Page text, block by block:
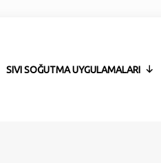
SIVI SOĞUTMA UYGULAMALARI